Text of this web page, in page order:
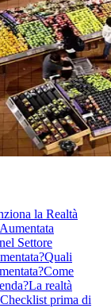
la Realtà
Settore
Quali
Come
La realtà
Checklist prima di